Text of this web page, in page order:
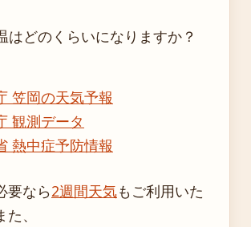
はどのくらいになりますか？
笠岡の天気予報
観測データ
熱中症予防情報
要なら2週間天気もご利用いた
、